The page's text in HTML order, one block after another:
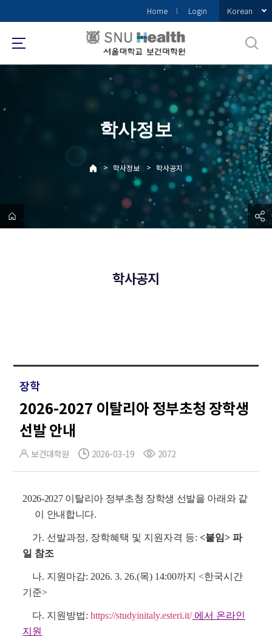
로
메
Home Login Korean
학사정보
> 학사정보 > 학사공지
학사공지
장학
2026-2027 이탈리아 정부초청 장학생
선발 안내
보건대학원 2026-03-19 2072
2026-2027 이탈리아 정부초청 장학생 선발을 아래와 같
이 안내합니다.
가. 선발과정, 장학혜택 및 지원자격 등:<붙임> 파
일 참조
나. 지원마감: 2026. 3. 26.(목) 14:00까지 <한국시간
기준>
다. 지원방법:https://studyinitaly.esteri.it/에서 온라인
지원